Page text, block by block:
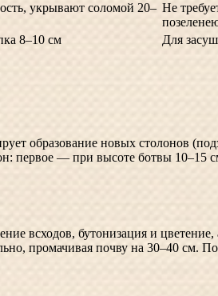
укрывают соломой 20– Не
8–10 см Для
образование новых столонов
первое — при высоте ботвы
всходов, бутонизация и
промачивая почву на 30–40 см.